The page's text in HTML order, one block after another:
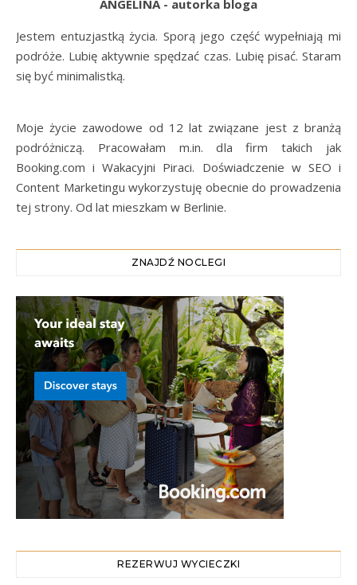
ANGELINA - autorka bloga
Jestem entuzjastką życia. Sporą jego część wypełniają mi
podróże. Lubię aktywnie spędzać czas. Lubię pisać. Staram
się być minimalistką.
Moje życie zawodowe od 12 lat związane jest z branżą
podróżniczą. Pracowałam m.in. dla firm takich jak
Booking.com i Wakacyjni Piraci. Doświadczenie w SEO i
Content Marketingu wykorzystuję obecnie do prowadzenia
tej strony. Od lat mieszkam w Berlinie.
ZNAJDŹ NOCLEGI
REZERWUJ WYCIECZKI